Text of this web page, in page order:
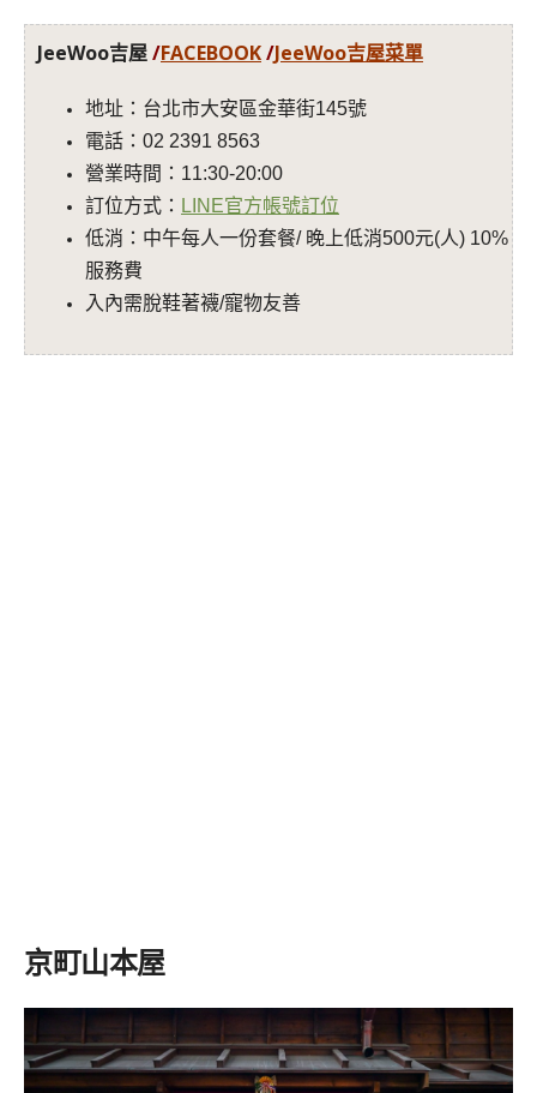
JeeWoo吉屋/FACEBOOK/JeeWoo吉屋菜單
地址：台北市大安區金華街145號
電話：02 2391 8563
營業時間：11:30-20:00
訂位方式： LINE官方帳號訂位
低消：中午每人一份套餐/ 晚上低消500元(人) 10%
服務費
入內需脫鞋著襪/寵物友善
京町山本屋